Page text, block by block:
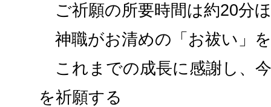
ご祈願の所要時間は約20分
神職がお清めの「お祓い」
これまでの成長に感謝し、
を祈願する